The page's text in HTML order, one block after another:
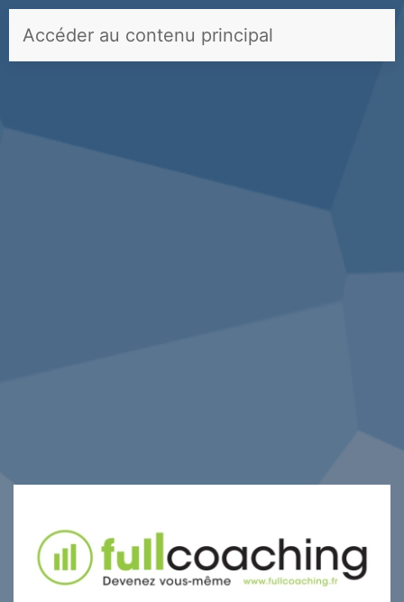
Accéder au contenu principal
Panneau de gestion des cookies